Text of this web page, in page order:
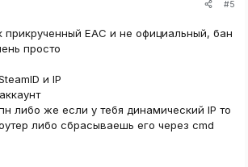
#5
прикрученный EAC и не официальный, бан
просто
и IP
либо же если у тебя динамический IP то
либо сбрасываешь его через cmd